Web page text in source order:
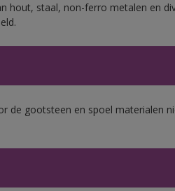
hout, staal, non-ferro metalen en
de gootsteen en spoel materialen